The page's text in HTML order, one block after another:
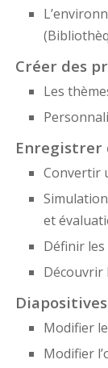
Créer des
Les
Enregistrer
Convertir
et
Définir
Découvrir
Diapositives
Modifier
Modifier